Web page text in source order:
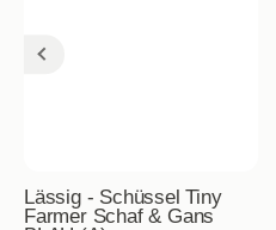
Lässig - Schüssel Tiny
Farmer Schaf & Gans